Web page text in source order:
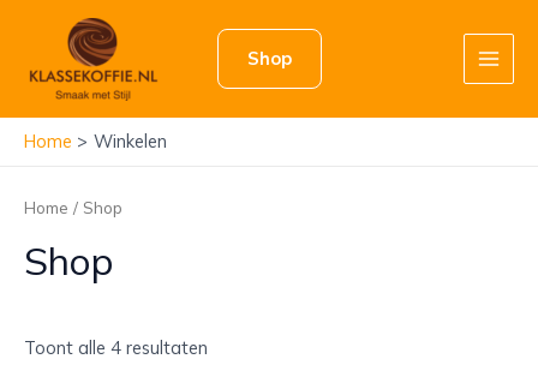
Shop
Main
Menu
Home Winkelen
Home / Shop
Shop
Toont alle 4 resultaten